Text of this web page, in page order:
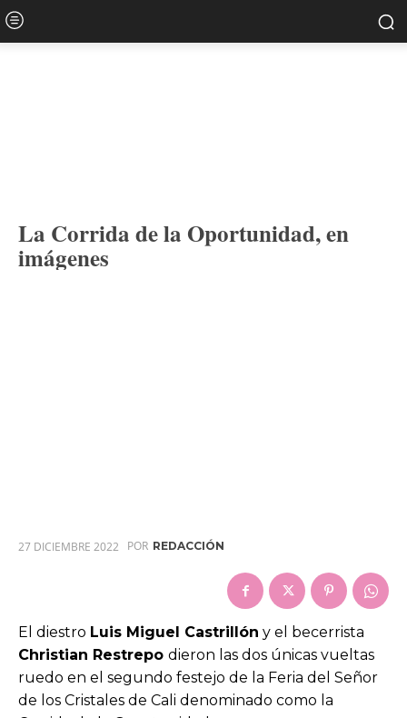
La Corrida de la Oportunidad, en
imágenes
27 DICIEMBRE 2022 POR REDACCIÓN
El diestro Luis Miguel Castrillón y el becerrista
Christian Restrepo dieron las dos únicas vueltas
ruedo en el segundo festejo de la Feria del Señor
de los Cristales de Cali denominado como la